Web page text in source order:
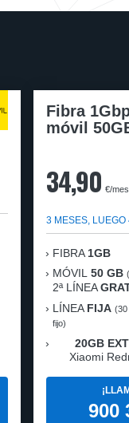
Fibra
móvil
34,90 €/mes
3 MESES,
FIBRA 1GB
MÓVIL 50 GB
2ª LÍNEA
LÍNEA FIJA (30
fijo)
20GB
Xiaomi
900